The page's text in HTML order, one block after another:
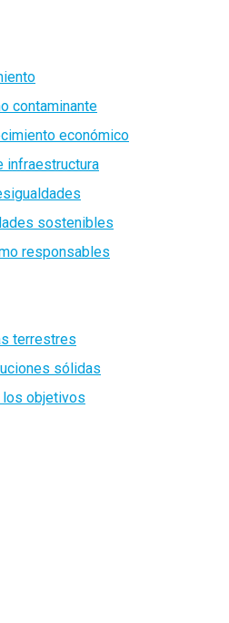
contaminante
económico
infraestructura
sostenibles
responsables
terrestres
sólidas
los objetivos